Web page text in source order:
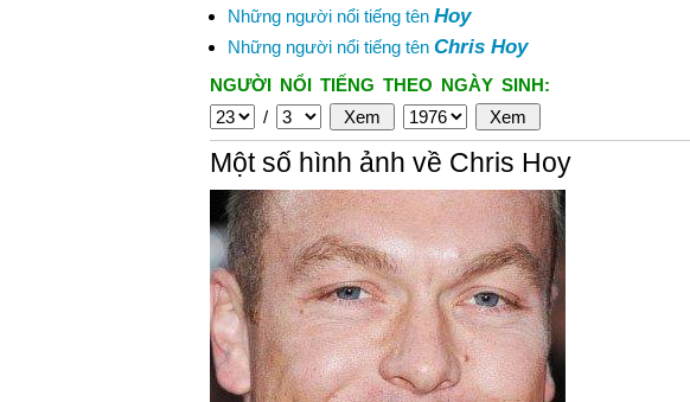
Những người nổi tiếng tên Hoy
Những người nổi tiếng tên Chris Hoy
NGƯỜI NỔI TIẾNG THEO NGÀY SINH:
/
Một số hình ảnh về Chris Hoy